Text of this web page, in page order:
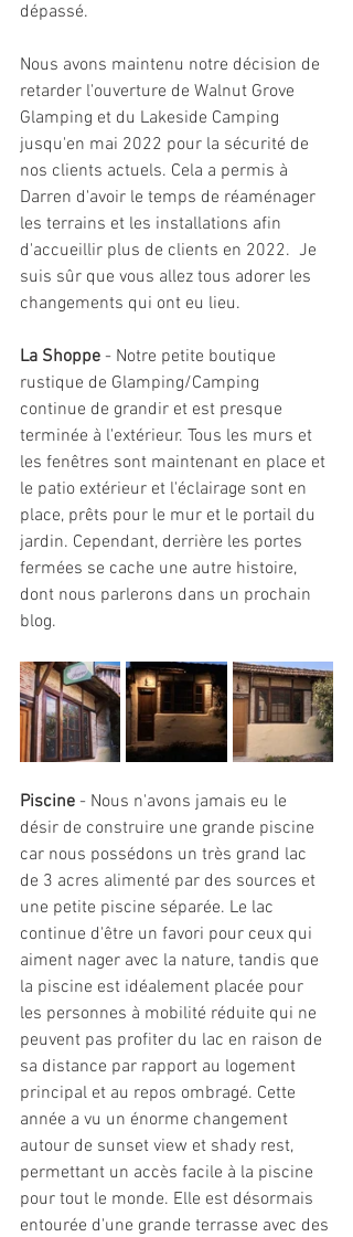
dépassé.
Nous avons maintenu notre décision de
retarder l'ouverture de Walnut Grove
Glamping et du Lakeside Camping
jusqu'en mai 2022 pour la sécurité de
nos clients actuels. Cela a permis à
Darren d'avoir le temps de réaménager
les terrains et les installations afin
d'accueillir plus de clients en 2022.  Je
suis sûr que vous allez tous adorer les
changements qui ont eu lieu.
La Shoppe - Notre petite boutique
rustique de Glamping/Camping
continue de grandir et est presque
terminée à l'extérieur. Tous les murs et
les fenêtres sont maintenant en place et
le patio extérieur et l'éclairage sont en
place, prêts pour le mur et le portail du
jardin. Cependant, derrière les portes
fermées se cache une autre histoire,
dont nous parlerons dans un prochain
blog.
Piscine - Nous n'avons jamais eu le
désir de construire une grande piscine
car nous possédons un très grand lac
de 3 acres alimenté par des sources et
une petite piscine séparée. Le lac
continue d'être un favori pour ceux qui
aiment nager avec la nature, tandis que
la piscine est idéalement placée pour
les personnes à mobilité réduite qui ne
peuvent pas profiter du lac en raison de
sa distance par rapport au logement
principal et au repos ombragé. Cette
année a vu un énorme changement
autour de sunset view et shady rest,
permettant un accès facile à la piscine
pour tout le monde. Elle est désormais
entourée d'une grande terrasse avec des